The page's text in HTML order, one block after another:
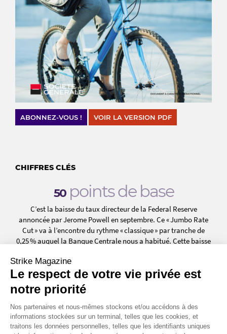
ABONNEZ-VOUS ! VOIR LA VERSION PDF
CHIFFRES CLÉS
50points de base
C’est la baisse du taux directeur de la Federal Reserve
annoncée par Jerome Powell en septembre. Ce « Jumbo Rate
Cut » va à l’encontre du rythme « classique » par tranche de
0,25 % auquel la Banque Centrale nous a habitué. Cette baisse
Source : Market Map
279 Mds$
C’est le montant de la baisse de capitalisation boursière à
laquelle Nvidia a fait face durant la séance du 3 septembre
Strike Magazine
Le respect de votre vie privée est
notre priorité
Nos partenaires et nous-mêmes stockons et/ou accédons à des
informations stockées sur un terminal, telles que les cookies, et
traitons les données personnelles, telles que les identifiants uniques